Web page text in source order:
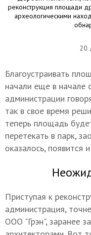
реконструкция площади
археологическими
20
Благоустраивать
начали еще в начале
администрации
так в свое время
теперь площадь
перетекать в парк,
оказалось,
Приступая к
администрация,
ООО "Грэн", заранее